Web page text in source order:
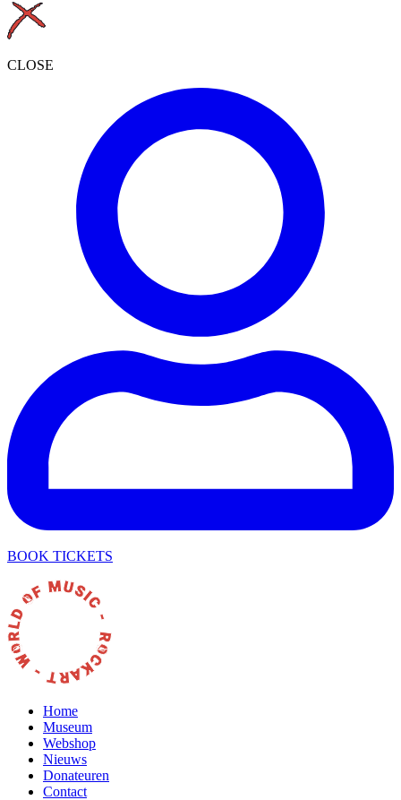
CLOSE
BOOK TICKETS
Home
Museum
Webshop
Nieuws
Donateuren
Contact